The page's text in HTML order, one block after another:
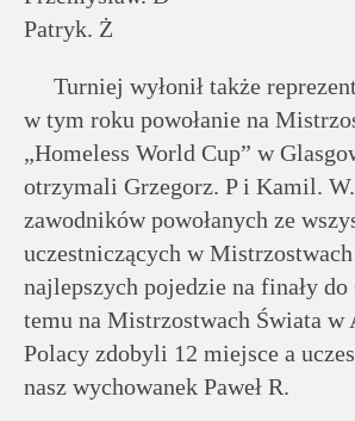
Patryk. Ż
Turniej wyłonił także
w tym roku powołanie na
„Homeless World Cup” w
otrzymali Grzegorz. P i Kamil.
zawodników powołanych ze
uczestniczących w
najlepszych pojedzie na finały
temu na Mistrzostwach Świata w
Polacy zdobyli 12 miejsce a
nasz wychowanek Paweł R.